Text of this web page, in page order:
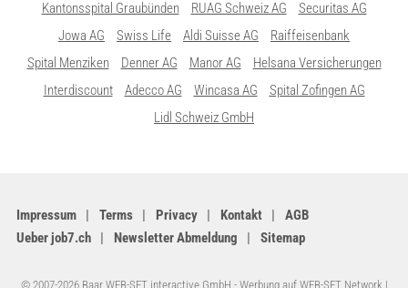
Kantonsspital Graubünden
RUAG Schweiz AG
Securitas AG
Jowa AG
Swiss Life Aldi Suisse AG
Raiffeisenbank
Spital Menziken
Denner AG Manor AG
Helsana Versicherungen
Interdiscount
Adecco AG Wincasa AG
Spital Zofingen AG
Lidl Schweiz GmbH
Impressum Terms Privacy Kontakt
AGB
Ueber job7.ch
Newsletter Abmeldung Sitemap
© 2007-2026 Baar WEB-SET interactive GmbH - Werbung auf WEB-SET Network |